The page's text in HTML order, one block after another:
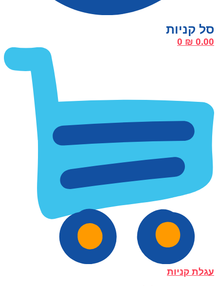
₪ 0.00
0
עגלת קניות